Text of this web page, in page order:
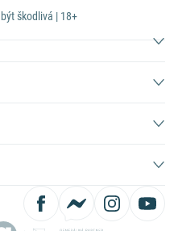
škodlivá | 18+